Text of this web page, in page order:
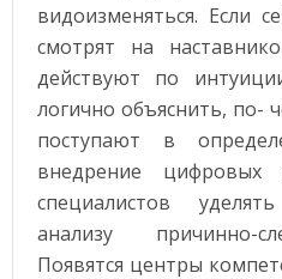
видоизменяться. Если
смотрят на
действуют по
логично объяснить, по-
поступают в
внедрение цифровых
специалистов
анализу причинно-
Появятся центры